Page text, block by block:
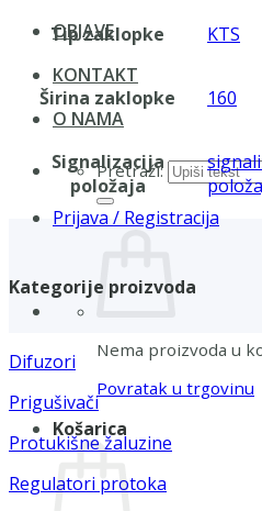
OBJAVE
KONTAKT
O NAMA
Pretraži:
Prijava / Registracija
Nema proizvoda u
Povratak u trgovinu
Košarica
Tip zaklopke KTS
Širina zaklopke 160
Signalizacija
položaja
Kategorije proizvoda
Difuzori
Prigušivači
Protukišne žaluzine
Regulatori protoka